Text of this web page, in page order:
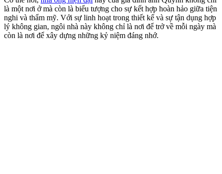
là một nơi ở mà còn là biểu tượng cho sự kết hợp hoàn hảo giữa tiện
nghi và thẩm mỹ. Với sự linh hoạt trong thiết kế và sự tận dụng hợp
lý không gian, ngôi nhà này không chỉ là nơi để trở về mỗi ngày mà
còn là nơi để xây dựng những kỷ niệm đáng nhớ.